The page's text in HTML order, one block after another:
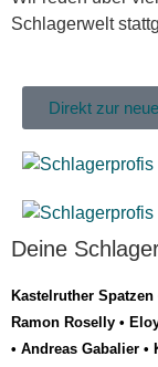
Schlagerwelt
Direkt zur
Deine
Kastelruther Spatzen
Ramon Roselly •
• Andreas Gabalier •